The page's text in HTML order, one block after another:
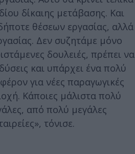
δίκαιης μετάβασης. Και
θέσεων εργασίας, αλλά
Δεν συζητάμε μόνο
δουλειές, πρέπει να
και υπάρχει ένα πολύ
για νέες παραγωγικές
Κάποιες μάλιστα πολύ
από πολύ μεγάλες
τόνισε.